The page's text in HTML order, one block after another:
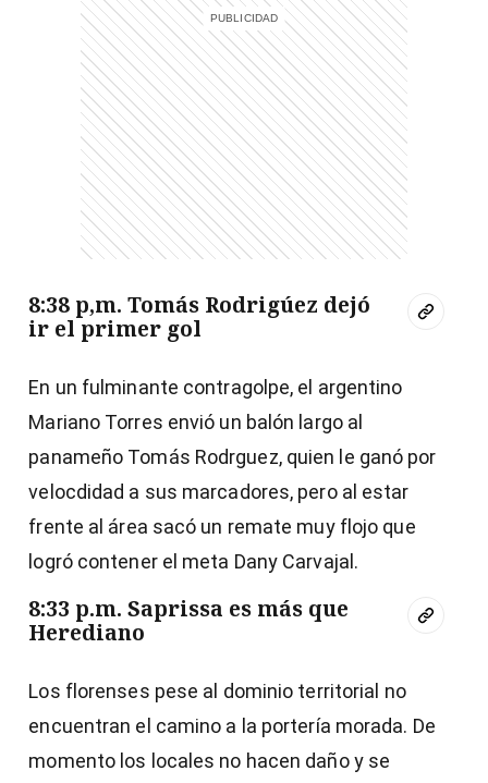
8:38 p,m. Tomás Rodrigúez dejó
ir el primer gol
En un fulminante contragolpe, el argentino
Mariano Torres envió un balón largo al
panameño Tomás Rodrguez, quien le ganó por
velocdidad a sus marcadores, pero al estar
frente al área sacó un remate muy flojo que
logró contener el meta Dany Carvajal.
8:33 p.m. Saprissa es más que
Herediano
Los florenses pese al dominio territorial no
encuentran el camino a la portería morada. De
momento los locales no hacen daño y se